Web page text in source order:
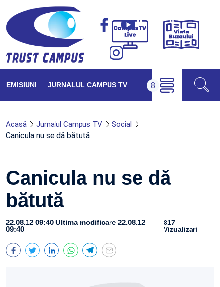
Campus
Viața
EMISIUNI JURNALUL CAMPUS TV
Acasă Jurnalul Campus TV Social
Canicula nu se dă bătută
Canicula nu se dă
bătută
22.08.12 09:40 Ultima modificare 22.08.12
09:40
817
Vizualizari